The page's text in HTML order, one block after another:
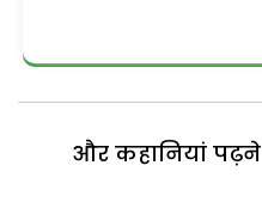
और कहानियां